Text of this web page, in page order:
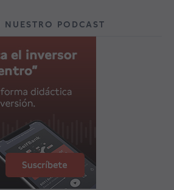
NUESTRO PODCAST